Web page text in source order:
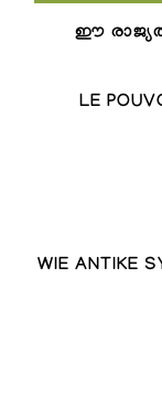
ഈ
LE
WIE ANTIKE